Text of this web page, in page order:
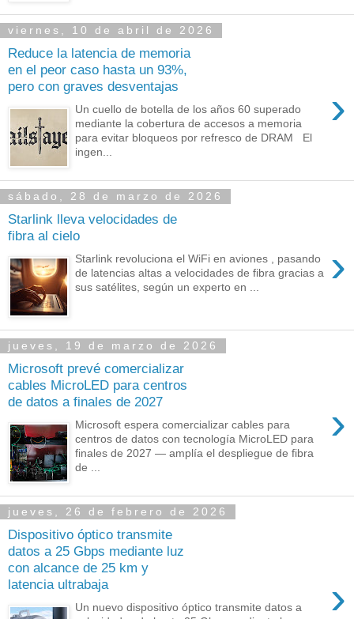
viernes, 10 de abril de 2026
Reduce la latencia de memoria
en el peor caso hasta un 93%,
pero con graves desventajas
›
Un cuello de botella de los años 60 superado
mediante la cobertura de accesos a memoria
para evitar bloqueos por refresco de DRAM El
ingen...
sábado, 28 de marzo de 2026
Starlink lleva velocidades de
fibra al cielo
›
Starlink revoluciona el WiFi en aviones , pasando
de latencias altas a velocidades de fibra gracias a
sus satélites, según un experto en ...
jueves, 19 de marzo de 2026
Microsoft prevé comercializar
cables MicroLED para centros
de datos a finales de 2027
›
Microsoft espera comercializar cables para
centros de datos con tecnología MicroLED para
finales de 2027 — amplía el despliegue de fibra
de ...
jueves, 26 de febrero de 2026
Dispositivo óptico transmite
datos a 25 Gbps mediante luz
con alcance de 25 km y
latencia ultrabaja
›
Un nuevo dispositivo óptico transmite datos a